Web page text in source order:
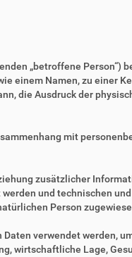
„betroffene Person“)
einem Namen, zu einer
die Ausdruck der
mit
zusätzlicher
und technischen
Person
verwendet werden,
wirtschaftliche Lage,